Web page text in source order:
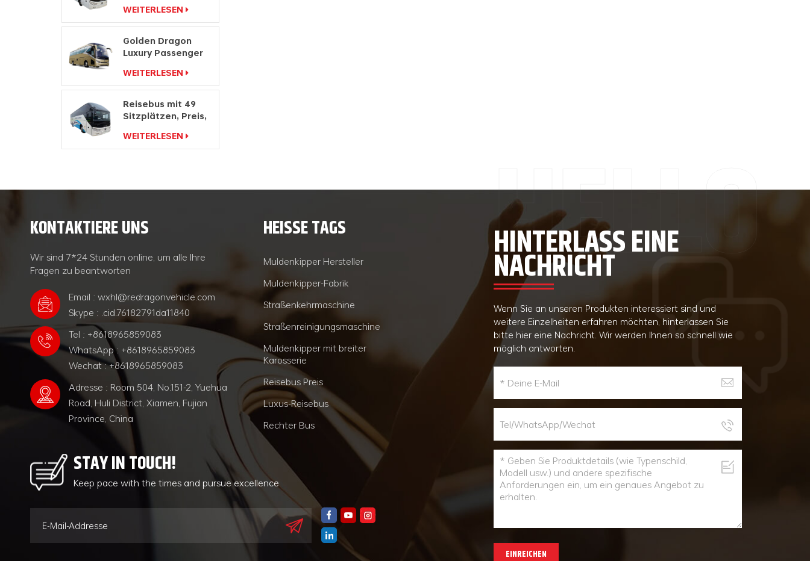
Reisebushersteller
WEITERLESEN
Golden Dragon
Luxury Passenger
Coach Bus
WEITERLESEN
Reisebus mit 49
Sitzplätzen, Preis,
Reisebus zu
verkaufen
WEITERLESEN
KONTAKTIERE UNS
Wir sind 7*24 Stunden online, um alle Ihre
Fragen zu beantworten
Email : wxhl@redragonvehicle.com
Skype : .cid.76182791da11840
Tel : +8618965859083
WhatsApp : +8618965859083
Wechat : +8618965859083
Adresse : Room 504, No.151-2, Yuehua
Road, Huli District, Xiamen, Fujian
Province, China
HEISSE TAGS
Muldenkipper Hersteller
Muldenkipper-Fabrik
Straßenkehrmaschine
Straßenreinigungsmaschine
Muldenkipper mit breiter
Karosserie
Reisebus Preis
Luxus-Reisebus
Rechter Bus
STAY IN TOUCH!
Keep pace with the times and pursue excellence
HINTERLASS EINE
NACHRICHT
Wenn Sie an unseren Produkten interessiert sind und
weitere Einzelheiten erfahren möchten, hinterlassen Sie
bitte hier eine Nachricht. Wir werden Ihnen so schnell wie
möglich antworten.
EINREICHEN